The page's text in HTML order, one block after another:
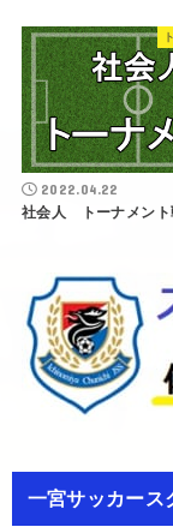
2022.04.22
社会人 トーナメン
一宮サッカース